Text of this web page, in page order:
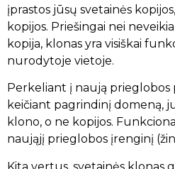
įprastos jūsų svetainės
kopijos. Priešingai nei
kopija, klonas yra visiškai
nurodytoje vietoje.
Perkeliant į naują prieglobos
keičiant pagrindinį domeną,
klono, o ne kopijos.
naująjį prieglobos įrenginį